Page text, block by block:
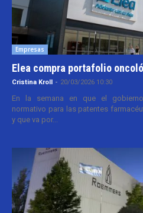
Empresas
Elea compra portafolio
Cristina Kroll - 20/03/2026 10:30
En la semana en que el
normativo para las patentes
y que va por...